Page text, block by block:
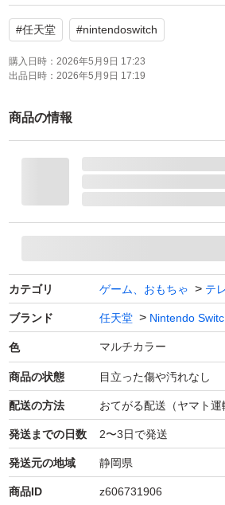
抜き差しをする必要があることがあ
別売りのケース付きです。ケースの
ますが、ケースとスタンドの2点のみ
がしました。ディスプレイはとても
よろしくお願い致します。
#任天堂 #nintendoswitch
購入日時： 2026年5月9日 17:23
出品日時： 2026年5月9日 17:19
商品の情報
カテゴリ ゲーム、おもちゃ テ
ブランド 任天堂 Nintendo
色 マルチカラー
商品の状態 目立った傷や汚れなし
配送の方法 おてがる配送（ヤマト運
発送までの日数 2〜3日で発送
発送元の地域 静岡県
商品ID z606731906